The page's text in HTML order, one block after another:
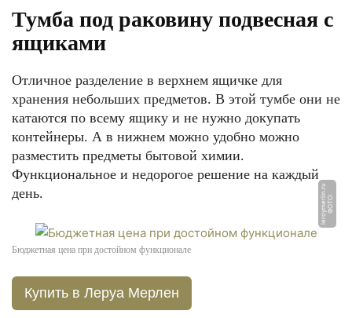
Тумба под раковину подвесная с
ящиками
Отличное разделение в верхнем ящичке для
хранения небольших предметов. В этой тумбе они не
катаются по всему ящику и не нужно докупать
контейнеры. А в нижнем можно удобно можно
разместить предметы бытовой химии.
Функциональное и недорогое решение на каждый
день.
Ф
О
Т
О:
l
e
r
o
y
m
e
rli
n.
r
u
Бюджетная цена при достойном функционале
Купить в Леруа Мерлен